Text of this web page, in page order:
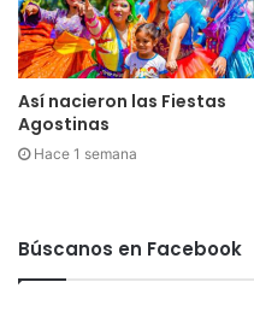
Así nacieron las Fiestas
Agostinas
Hace 1 semana
Búscanos en Facebook